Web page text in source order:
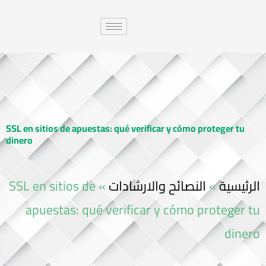
SSL en sitios de apuestas: qué verificar y cómo proteger tu
dinero
الرئيسية»النصائح والارشادات»
SSL en sitios de
apuestas: qué verificar y cómo proteger tu
dinero